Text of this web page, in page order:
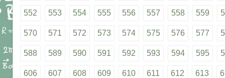
552 553 554 555 556 557 558 559
570 571 572 573 574 575 576 577
588 589 590 591 592 593 594 595
606 607 608 609 610 611 612 613